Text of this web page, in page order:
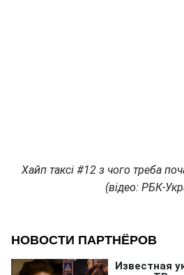
Хайп таксі #12 з чого треба
(відео: РБК-